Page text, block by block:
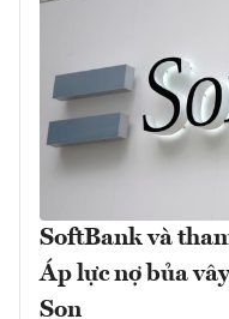
SoftBank và
Áp lực nợ bủa
Son